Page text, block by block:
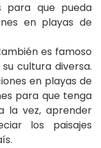
para que pueda
en playas de
es famoso
cultura diversa.
en playas de
para que tenga
la vez, aprender
los paisajes